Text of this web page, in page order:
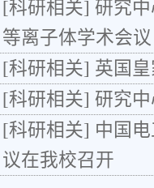
[科研相关] 研究
等离子体学术会议
[科研相关] 英国
[科研相关] 研究
[科研相关] 中国
议在我校召开